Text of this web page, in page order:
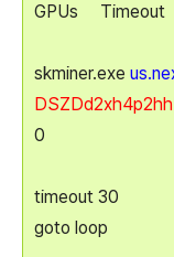
GPUs
skminer.exe
0
timeout 30
goto loop